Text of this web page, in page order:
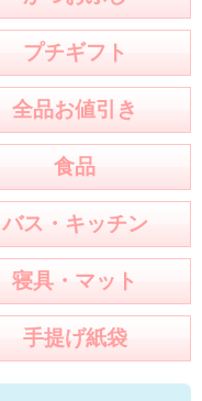
プチギフト
全品お値引き
食品
バス・キッチン
寝具・マット
手提げ紙袋